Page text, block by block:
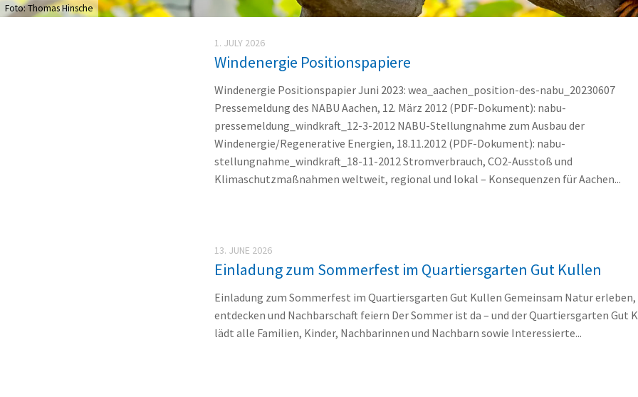
Foto: Thomas Hinsche
1. JULY 2026
Windenergie Positionspapiere
Windenergie Positionspapier Juni 2023: wea_aachen_position-des-nabu_20230607
Pressemeldung des NABU Aachen, 12. März 2012 (PDF-Dokument): nabu-
pressemeldung_windkraft_12-3-2012 NABU-Stellungnahme zum Ausbau der
Windenergie/Regenerative Energien, 18.11.2012 (PDF-Dokument): nabu-
stellungnahme_windkraft_18-11-2012 Stromverbrauch, CO2-Ausstoß und
Klimaschutzmaßnahmen weltweit, regional und lokal – Konsequenzen für Aachen...
13. JUNE 2026
Einladung zum Sommerfest im Quartiersgarten Gut Kullen
Einladung zum Sommerfest im Quartiersgarten Gut Kullen Gemeinsam Natur erleben,
entdecken und Nachbarschaft feiern Der Sommer ist da – und der Quartiersgarten Gut
lädt alle Familien, Kinder, Nachbarinnen und Nachbarn sowie Interessierte...